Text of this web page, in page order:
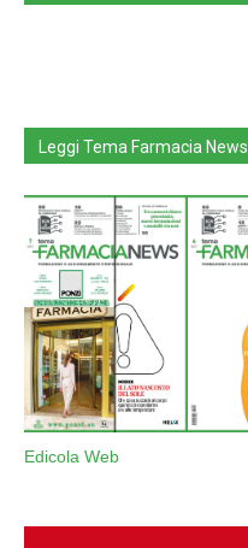
Leggi Tema Farmacia News
Edicola Web